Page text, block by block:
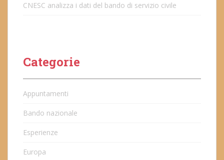
CNESC analizza i dati del bando di servizio civile
Categorie
Appuntamenti
Bando nazionale
Esperienze
Europa